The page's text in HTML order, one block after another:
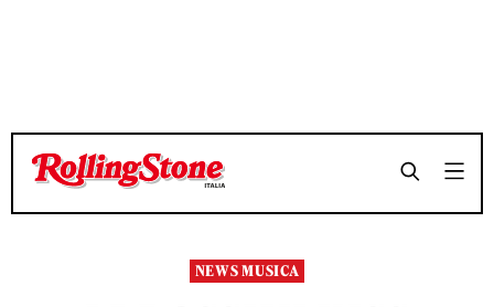
TEMPO DI LETTURA 3 MINUTI SHARE
TEMPO DI LETTURA 3 MINUTI SHARE
NEWS MUSICA